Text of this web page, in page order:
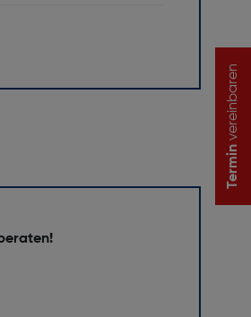
Termin
vereinbaren